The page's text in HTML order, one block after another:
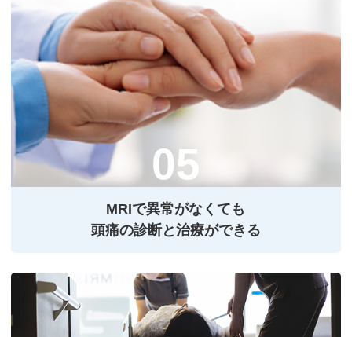
MRIで異常がなくても
頭痛の診断と治療ができる